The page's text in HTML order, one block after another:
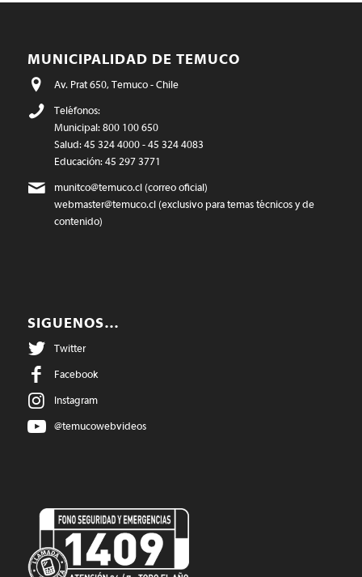
MUNICIPALIDAD DE TEMUCO
Av. Prat 650, Temuco - Chile
Teléfonos:
Municipal: 800 100 650
Salud: 45 324 4000 - 45 324 4083
Educación: 45 297 3771
munitco@temuco.cl(correo oficial)
webmaster@temuco.cl(exclusivo para temas técnicos y de
contenido)
SIGUENOS…
Twitter
Facebook
Instagram
@temucowebvideos